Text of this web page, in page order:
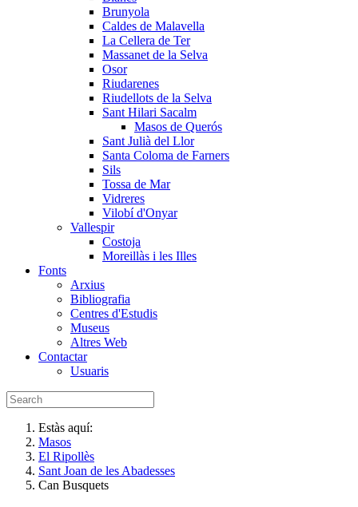
Brunyola
Caldes de Malavella
La Cellera de Ter
Massanet de la Selva
Osor
Riudarenes
Riudellots de la Selva
Sant Hilari Sacalm
Masos de Querós
Sant Julià del Llor
Santa Coloma de Farners
Sils
Tossa de Mar
Vidreres
Vilobí d'Onyar
Vallespir
Costoja
Moreillàs i les Illes
Fonts
Arxius
Bibliografia
Centres d'Estudis
Museus
Altres Web
Contactar
Usuaris
Estàs aquí:
Masos
El Ripollès
Sant Joan de les Abadesses
Can Busquets